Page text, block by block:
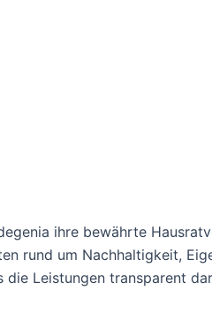
ihre bewährte
rund um Nachhaltigkeit,
Leistungen transparent